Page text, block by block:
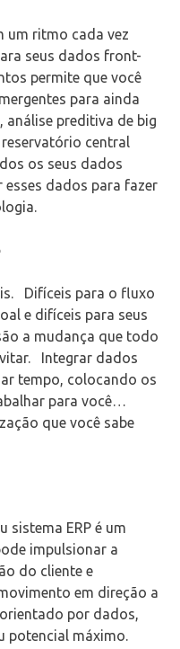
um ritmo cada vez
seus dados front-
permite que você
para ainda
análise preditiva de big
reservatório central
os seus dados
dados para fazer
Difíceis para o fluxo
e difíceis para seus
a mudança que todo
Integrar dados
tempo, colocando os
para você…
que você sabe
sistema ERP é um
impulsionar a
do cliente e
em direção a
por dados,
potencial máximo.